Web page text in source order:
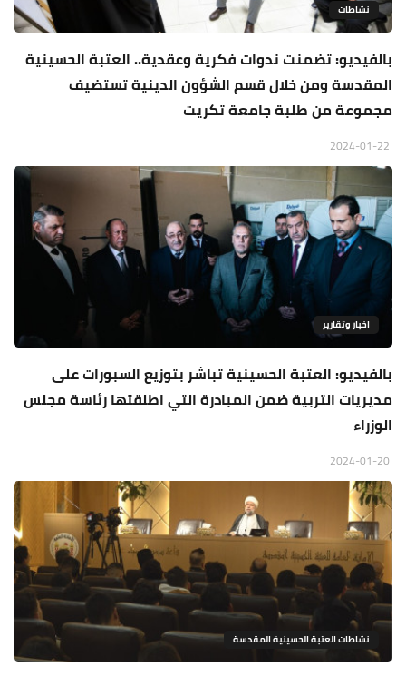
نشاطات
بالفيديو: تضمنت ندوات فكرية وعقدية.. العتبة الحسينية
المقدسة ومن خلال قسم الشؤون الدينية تستضيف
مجموعة من طلبة جامعة تكريت
اخبار وتقارير
بالفيديو: العتبة الحسينية تباشر بتوزيع السبورات على
مديريات التربية ضمن المبادرة التي اطلقتها رئاسة مجلس
الوزراء
نشاطات العتبة الحسينية المقدسة